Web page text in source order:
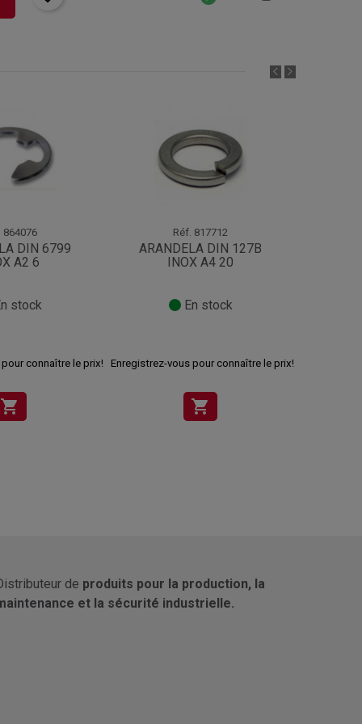
864076
DIN 6799
A2 6
stock
connaître le prix!
shopping_cart
Réf. 817712
ARANDELA DIN 127B
INOX A4 20
En stock
Enregistrez-vous pour connaître le prix!
shopping_cart
de produits pour la production, la
et la sécurité industrielle.